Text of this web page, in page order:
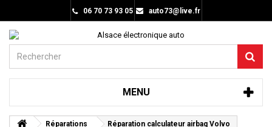
06 70 73 93 05 auto73@live.fr
MENU
Réparations Réparation calculateur airbag Volvo